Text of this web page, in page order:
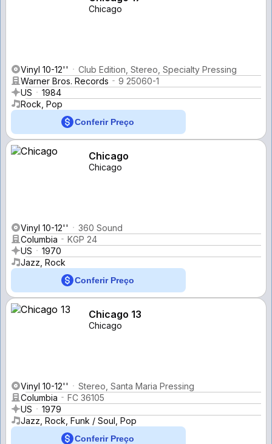
Chicago
Vinyl 10-12''
Club Edition, Stereo, Specialty Pressing
Warner Bros. Records
9 25060-1
US
1984
Rock, Pop
Conferir Preço
Chicago
Chicago
Vinyl 10-12''
360 Sound
Columbia
KGP 24
US
1970
Jazz, Rock
Conferir Preço
Chicago 13
Chicago
Vinyl 10-12''
Stereo, Santa Maria Pressing
Columbia
FC 36105
US
1979
Jazz, Rock, Funk / Soul, Pop
Conferir Preço